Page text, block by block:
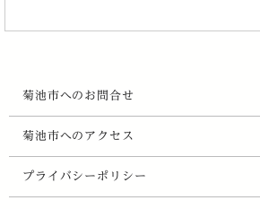
菊池市へのお問合せ
菊池市へのアクセス
プライバシーポリシー